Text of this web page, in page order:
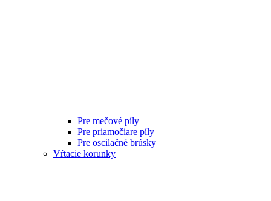
Pre mečové píly
Pre priamočiare píly
Pre oscilačné brúsky
Vŕtacie korunky